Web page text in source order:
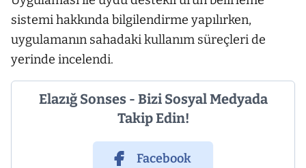
sistemi hakkında bilgilendirme yapılırken,
uygulamanın sahadaki kullanım süreçleri de
yerinde incelendi.
Elazığ Sonses - Bizi Sosyal Medyada
Takip Edin!
Facebook